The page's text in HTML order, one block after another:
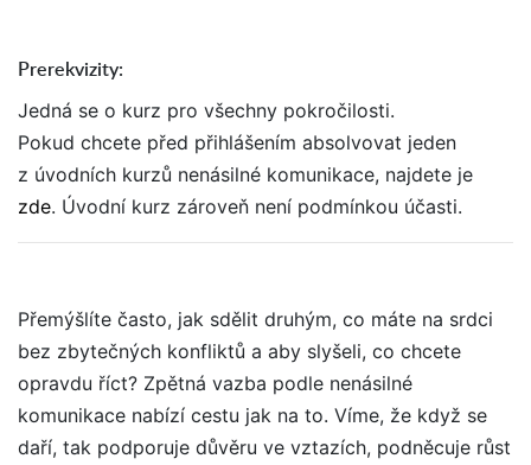
Prerekvizity:
Jedná se o kurz pro všechny pokročilosti.
Pokud chcete před přihlášením absolvovat jeden
z úvodních kurzů nenásilné komunikace, najdete je
zde. Úvodní kurz zároveň není podmínkou účasti.
Přemýšlíte často, jak sdělit druhým, co máte na srdci
bez zbytečných konfliktů a aby slyšeli, co chcete
opravdu říct? Zpětná vazba podle nenásilné
komunikace nabízí cestu jak na to. Víme, že když se
daří, tak podporuje důvěru ve vztazích, podněcuje růst